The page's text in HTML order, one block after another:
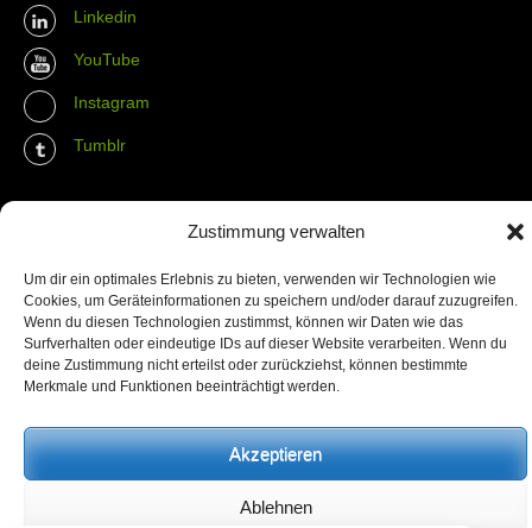
Zustimmung verwalten
Um dir ein optimales Erlebnis zu bieten, verwenden wir Technologien wie
Cookies, um Geräteinformationen zu speichern und/oder darauf zuzugreifen.
Wenn du diesen Technologien zustimmst, können wir Daten wie das
Surfverhalten oder eindeutige IDs auf dieser Website verarbeiten. Wenn du
deine Zustimmung nicht erteilst oder zurückziehst, können bestimmte
Merkmale und Funktionen beeinträchtigt werden.
Akzeptieren
Ablehnen
Linkedin
YouTube
Instagram
Tumblr
The Wall Net
Email : info@the-wall-net.org
© The Wall Net, 2014. All rights reserved except where otherwise
Datenschutz|Impressum|Credits